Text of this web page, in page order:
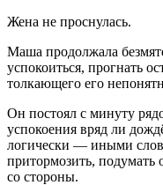
Жена не проснулась.
Маша продолжала
успокоиться, прогнать
толкающего его
Он постоял с минуту
успокоения вряд ли
логически — иными
притормозить, подумать
со стороны.